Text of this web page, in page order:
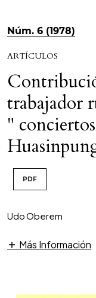
Núm. 6 (1978)
ARTÍCULOS
trabajador
"
PDF
Udo Oberem
Más Información